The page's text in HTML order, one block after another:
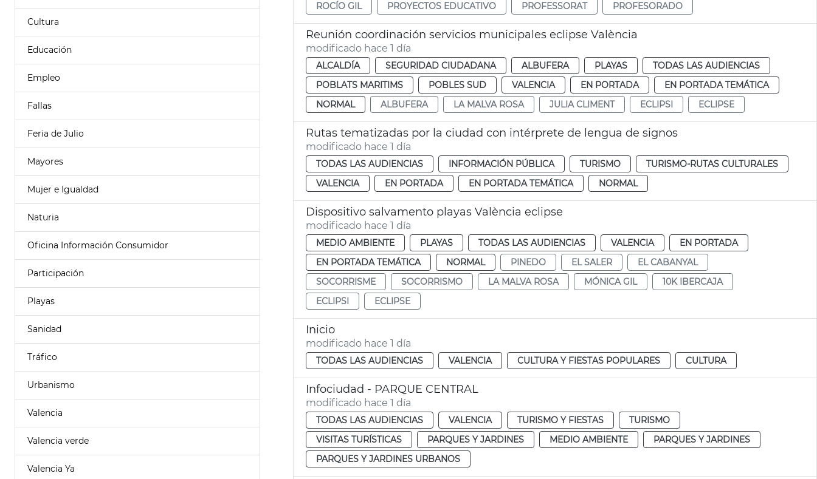
Cultura
Educación
Empleo
Fallas
Feria de Julio
Mayores
Mujer e Igualdad
Naturia
Oficina Información Consumidor
Participación
Playas
Sanidad
Tráfico
Urbanismo
Valencia
Valencia verde
Valencia Ya
ROCÍO GIL
PROYECTOS EDUCATIVO PROFESSORAT PROFESORADO
Reunión coordinación servicios municipales eclipse València
modificado hace 1 día
ALCALDÍA SEGURIDAD CIUDADANA ALBUFERA PLAYAS
TODAS LAS AUDIENCIAS
POBLATS MARITIMS
POBLES SUD VALENCIA EN PORTADA
EN PORTADA TEMÁTICA
NORMAL
ALBUFERA LA MALVA ROSA JULIA CLIMENT ECLIPSI ECLIPSE
Rutas tematizadas por la ciudad con intérprete de lengua de signos
modificado hace 1 día
TODAS LAS AUDIENCIAS INFORMACIÓN PÚBLICA TURISMO
TURISMO-RUTAS CULTURALES
VALENCIA
EN PORTADA EN PORTADA TEMÁTICA NORMAL
Dispositivo salvamento playas València eclipse
modificado hace 1 día
MEDIO AMBIENTE PLAYAS TODAS LAS AUDIENCIAS VALENCIA
EN PORTADA
EN PORTADA TEMÁTICA
NORMAL PINEDO EL SALER
EL CABANYAL
SOCORRISME
SOCORRISMO LA MALVA ROSA MÓNICA GIL
10K IBERCAJA
ECLIPSI
ECLIPSE
Inicio
modificado hace 1 día
TODAS LAS AUDIENCIAS VALENCIA CULTURA Y FIESTAS POPULARES CULTURA
Infociudad - PARQUE CENTRAL
modificado hace 1 día
TODAS LAS AUDIENCIAS VALENCIA TURISMO Y FIESTAS
TURISMO
VISITAS TURÍSTICAS
PARQUES Y JARDINES MEDIO AMBIENTE
PARQUES Y JARDINES
PARQUES Y JARDINES URBANOS